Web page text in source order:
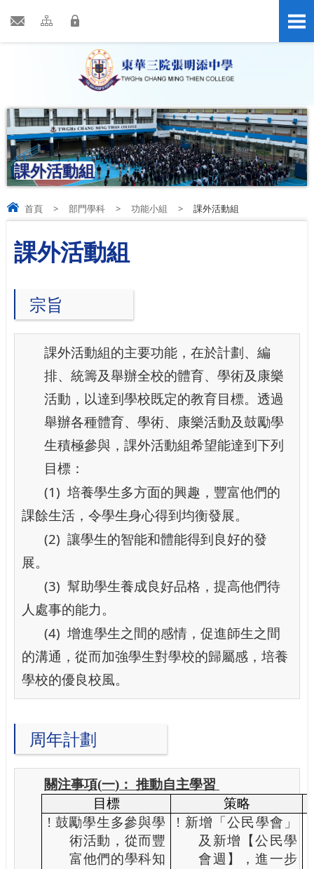
課外活動組
首頁 > 部門學科 > 功能小組 > 課外活動組
課外活動組
宗旨
課外活動組的主要功能，在於計劃、編
排、統籌及舉辦全校的體育、學術及康樂
活動，以達到學校既定的教育目標。透過
舉辦各種體育、學術、康樂活動及鼓勵學
生積極參與，課外活動組希望能達到下列
目標：
(1) 培養學生多方面的興趣，豐富他們的
課餘生活，令學生身心得到均衡發展。
(2) 讓學生的智能和體能得到良好的發
展。
(3) 幫助學生養成良好品格，提高他們待
人處事的能力。
(4) 增進學生之間的感情，促進師生之間
的溝通，從而加強學生對學校的歸屬感，培養
學校的優良校風。
周年計劃
關注事項(一) ： 推動自主學習
目標
策略
! 鼓勵學生多參與學
術活動，從而豐
富他們的學科知
! 新增「公民學會」
及新增【公民學
會週】，進一步